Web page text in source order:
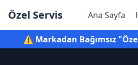
Özel Servis Ana Sayfa
⚠️ Markadan Bağımsız